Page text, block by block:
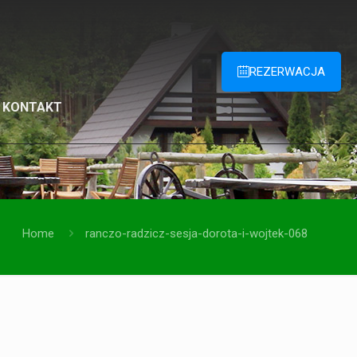
KONTAKT
REZERWACJA
Home ranczo-radzicz-sesja-dorota-i-wojtek-068